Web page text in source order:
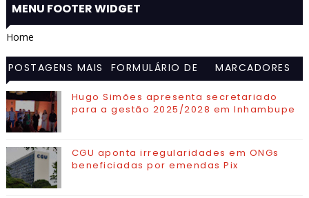
MENU FOOTER WIDGET
Home
POSTAGENS MAIS
VISITADAS
FORMULÁRIO DE
MARCADORES
Hugo Simões apresenta secretariado
para a gestão 2025/2028 em Inhambupe
CGU aponta irregularidades em ONGs
beneficiadas por emendas Pix